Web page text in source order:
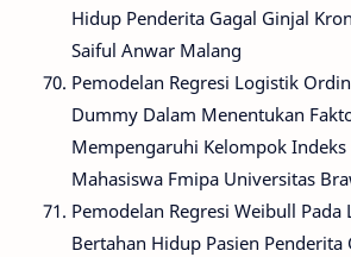
Hidup Penderita Gagal Ginjal
Saiful Anwar Malang
Pemodelan Regresi Logistik
Dummy Dalam Menentukan
Mempengaruhi Kelompok
Mahasiswa Fmipa Universitas
Pemodelan Regresi Weibull Pada
Bertahan Hidup Pasien Penderita